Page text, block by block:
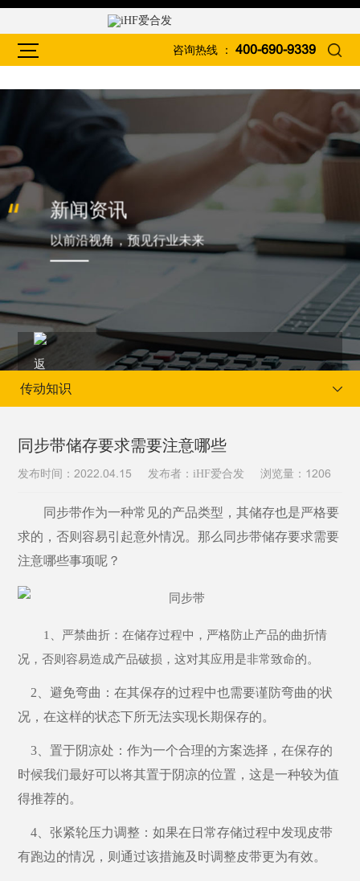
咨询热线 ： 400-690-9339
新闻资讯
以前沿视角，预见行业未来
当前位置：首页 新闻资讯 传动知识
传动知识
同步带储存要求需要注意哪些
发布时间：2022.04.15 发布者：iHF爱合发 浏览量： 1206
同步带作为一种常见的产品类型，其储存也是严格要
求的，否则容易引起意外情况。那么同步带储存要求需要
注意哪些事项呢？
1、严禁曲折：在储存过程中，严格防止产品的曲折情
况，否则容易造成产品破损，这对其应用是非常致命的。
2、避免弯曲：在其保存的过程中也需要谨防弯曲的状
况，在这样的状态下所无法实现长期保存的。
3、置于阴凉处：作为一个合理的方案选择，在保存的
时候我们最好可以将其置于阴凉的位置，这是一种较为值
得推荐的。
4、张紧轮压力调整：如果在日常存储过程中发现皮带
有跑边的情况，则通过该措施及时调整皮带更为有效。